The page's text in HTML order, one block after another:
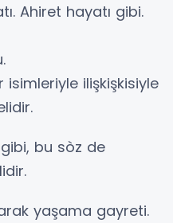
Ahiret hayatı gibi.
isimleriyle ilişkişkisiyle
bu sòz de
yaşama gayreti.